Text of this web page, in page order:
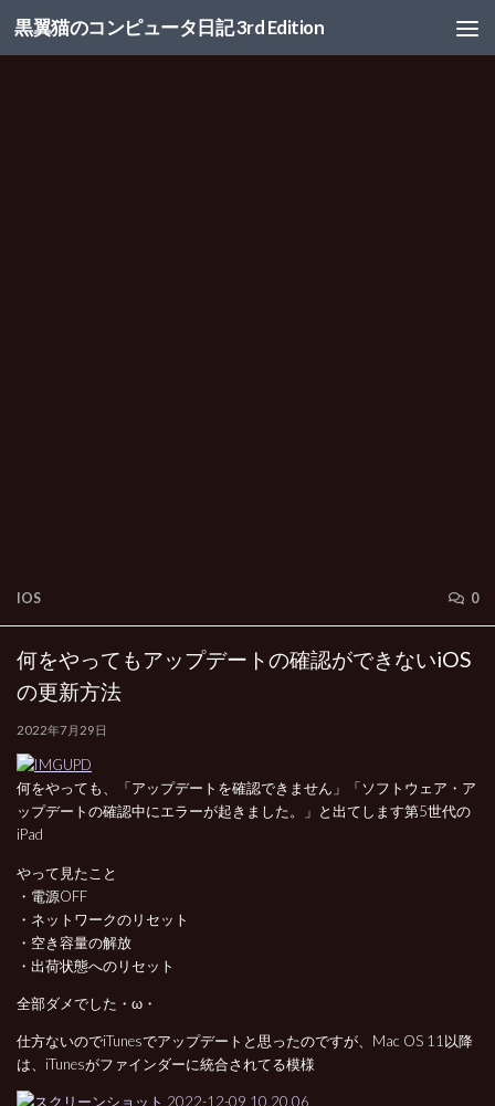
コンテンツへスキップ
黒翼猫のコンピュータ日記 3rd Edition
IOS 0
何をやってもアップデートの確認ができないiOS
の更新方法
2022年7月29日
何をやっても、「アップデートを確認できません」「ソフトウェア・ア
ップデートの確認中にエラーが起きました。」と出てします第5世代の
iPad
やって見たこと
・電源OFF
・ネットワークのリセット
・空き容量の解放
・出荷状態へのリセット
全部ダメでした・ω・
仕方ないのでiTunesでアップデートと思ったのですが、Mac OS 11以降
は、iTunesがファインダーに統合されてる模様